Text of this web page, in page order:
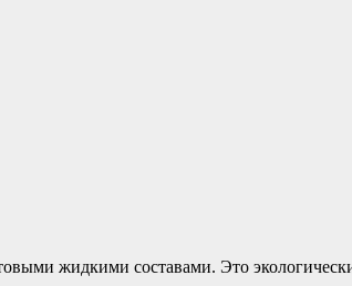
жидкими составами. Это